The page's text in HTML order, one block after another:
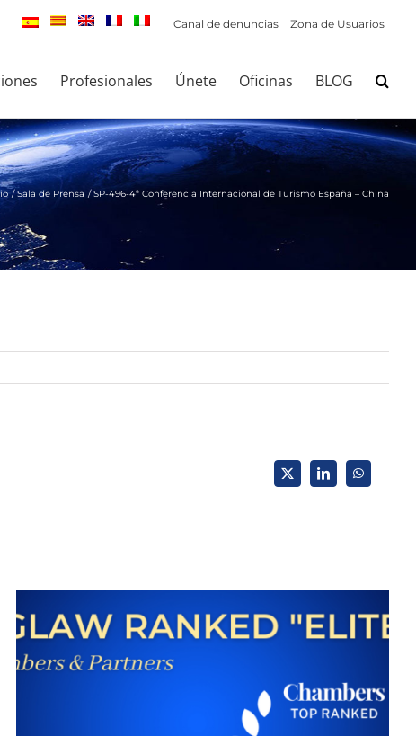
Canal de denuncias Zona de Usuarios
Profesionales Únete Oficinas BLOG
Sala de Prensa SP-496-4ª Conferencia Internacional de Turismo España – China
X LinkedInWhatsApp